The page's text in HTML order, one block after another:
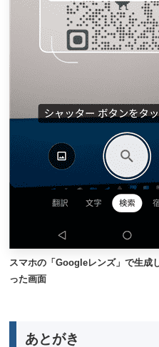
スマホの「Googleレンズ」で生成
った画面
あとがき